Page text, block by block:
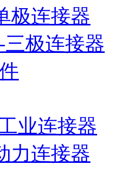
极连接器
三极连接器
业连接器
力连接器